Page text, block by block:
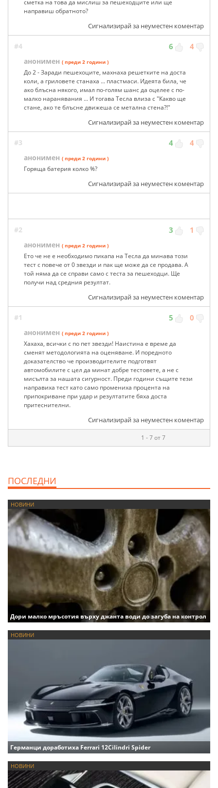
сметка на това да мислиш за пешеходците или ще
направиш обратното?
Сигнализирай за неуместен коментар
#4 6 4
анонимен ( преди 2 години )
До 2 - Заради пешехоците, махнаха решетките на доста
коли, а гриловете станаха ... пластмаси. Идеята била, че
ако блъсна някого, имал по-голям шанс да оцелее с по-
малко наранявания ... И тогава Тесла влиза с "Какво ще
стане, ако те блъсне движеша се метална стена?!"
Сигнализирай за неуместен коментар
#3 4 4
анонимен ( преди 2 години )
Горяща батерия колко %?
Сигнализирай за неуместен коментар
#2 3 1
анонимен ( преди 2 години )
Ето че не е необходимо пикапа на Тесла да минава този
тест с повече от 0 звезди и пак ще може да се продава. А
той няма да се справи само с теста за пешеходци. Ще
получи над средния резултат.
Сигнализирай за неуместен коментар
#1 5 0
анонимен ( преди 2 години )
Хахаха, всички с по пет звезди! Наистина е време да
сменят методологията на оценяване. И поредното
доказателство че производителите подготвят
автомобилите с цел да минат добре тестовете, а не с
мисълта за нашата сигурност. Преди години същите тези
направиха тест като само промениха процента на
припокриване при удар и резултатите бяха доста
притеснителни.
Сигнализирай за неуместен коментар
1 - 7 от 7
ПОСЛЕДНИ
НОВИНИ
Дори малко мръсотия върху джанта води до загуба на контрол
НОВИНИ
Германци доработиха Ferrari 12Cilindri Spider
НОВИНИ